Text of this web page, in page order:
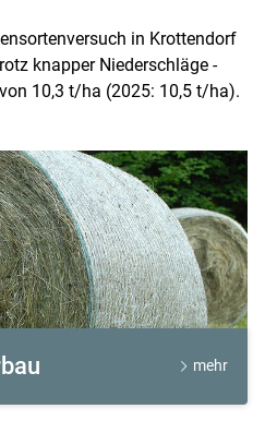
in Krottendorf
knapper Niederschläge -
10,3 t/ha (2025: 10,5 t/ha).
mehr